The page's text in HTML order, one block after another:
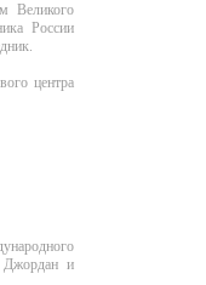
Великого
России
центра
Джордан и